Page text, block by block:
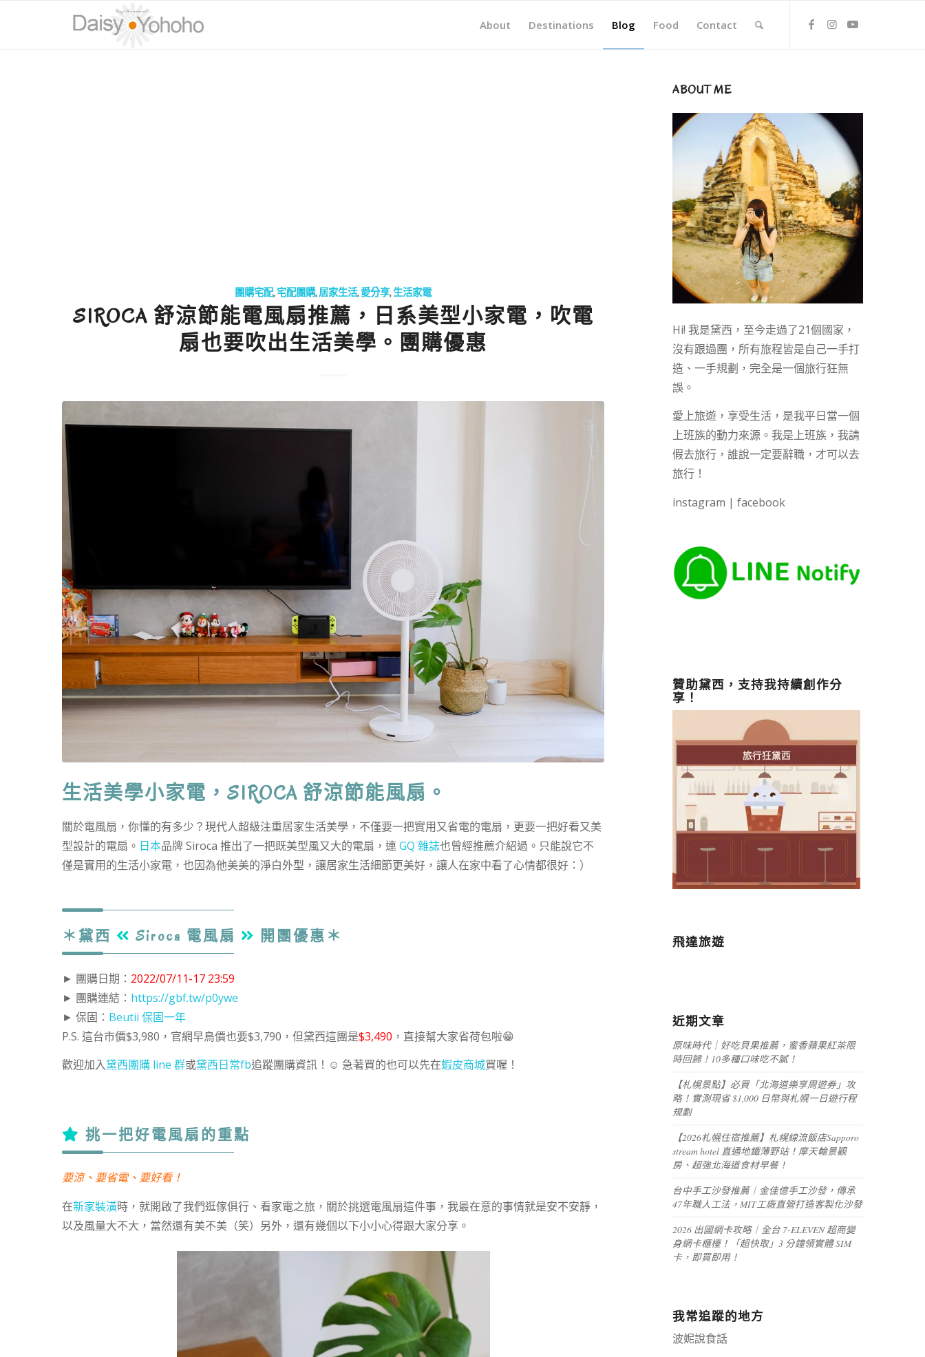
About Destinations Blog Food Contact
團購宅配,宅配團購,居家生活,愛分享,生活家電
SIROCA 舒涼節能電風扇推薦，日系美型小家電，吹電
扇也要吹出生活美學。團購優惠
生活美學小家電，SIROCA 舒涼節能風扇。
關於電風扇，你懂的有多少？現代人超級注重居家生活美學，不僅要一把實用又省電的電扇，更要一把好看又美
型設計的電扇。 日本品牌 Siroca 推出了一把既美型風又大的電扇，連GQ 雜誌也曾經推薦介紹過。只能說它不
僅是實用的生活小家電，也因為他美美的淨白外型，讓居家生活細節更美好，讓人在家中看了心情都很好：）
＊黛西 Siroca 電風扇 開團優惠＊
► 團購日期： 2022/07/11-17 23:59
► 團購連結： https://gbf.tw/p0ywe
► 保固： Beutii 保固一年
P.S. 這台市價$3,980，官網早鳥價也要$3,790，但黛西這團是$3,490 ，直接幫大家省荷包啦😁
歡迎加入黛西團購 line 群或黛西日常fb追蹤團購資訊！☺ 急著買的也可以先在蝦皮商城買喔！
挑一把好電風扇的重點
要涼、要省電、要好看！
在新家裝潢時，就開啟了我們逛傢俱行、看家電之旅，關於挑選電風扇這件事，我最在意的事情就是安不安靜，
以及風量大不大，當然還有美不美（笑）另外，還有幾個以下小小心得跟大家分享。
ABOUT ME
Hi! 我是黛西，至今走過了21個國家，
沒有跟過團，所有旅程皆是自己一手打
造、一手規劃，完全是一個旅行狂無
誤。
愛上旅遊，享受生活，是我平日當一個
上班族的動力來源。我是上班族，我請
假去旅行，誰說一定要辭職，才可以去
旅行！
instagram | facebook
贊助黛西，支持我持續創作分
享！
飛達旅遊
近期文章
原味時代｜好吃貝果推薦，蜜香蘋果紅茶限
時回歸！10多種口味吃不膩！
【札幌景點】必買「北海道樂享周遊券」攻
略！實測現省 $1,000 日幣與札幌一日遊行程
規劃
【2026札幌住宿推薦】札幌線流飯店Sapporo
stream hotel 直通地鐵薄野站！摩天輪景觀
房、超強北海道食材早餐！
台中手工沙發推薦｜金佳億手工沙發，傳承
47年職人工法，MIT工廠直營打造客製化沙發
2026 出國網卡攻略｜全台 7-ELEVEN 超商變
身網卡櫃檯！「超快取」3 分鐘領實體 SIM
卡，即買即用！
我常追蹤的地方
波妮說食話